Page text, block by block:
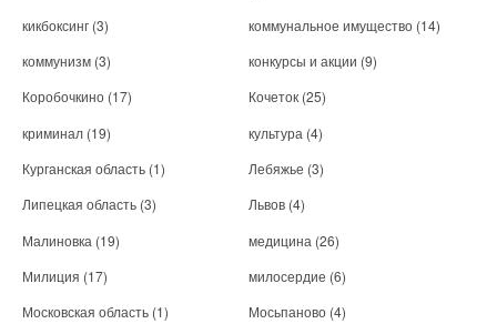
кикбоксинг (3) коммунальное имущество (14)
коммунизм (3) конкурсы и акции (9)
Коробочкино (17) Кочеток (25)
криминал (19) культура (4)
Курганская область (1) Лебяжье (3)
Липецкая область (3) Львов (4)
Малиновка (19) медицина (26)
Милиция (17) милосердие (6)
Московская область (1) Мосьпаново (4)